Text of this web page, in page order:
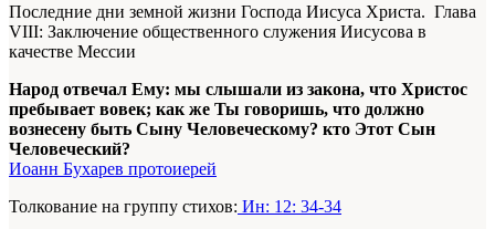
Последние дни земной жизни Господа Иисуса Христа. Глава
VIII: Заключение общественного служения Иисусова в
качестве Мессии
Народ отвечал Ему: мы слышали из закона, что Христос
пребывает вовек; как же Ты говоришь, что должно
вознесену быть Сыну Человеческому? кто Этот Сын
Человеческий?
Иоанн Бухарев протоиерей
Толкование на группу стихов: Ин: 12: 34-34